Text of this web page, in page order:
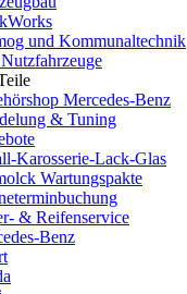
und Kommunaltechnik
Mercedes-Benz
& Tuning
Karosserie-Lack-Glas
Wartungspakte
& Reifenservice
Benz